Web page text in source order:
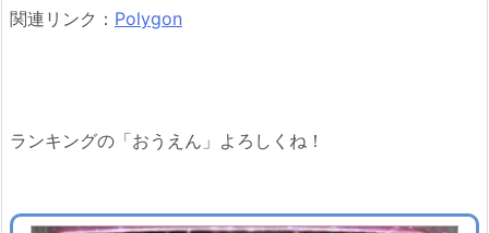
関連リンク： Polygon
ランキングの「おうえん」よろしくね！